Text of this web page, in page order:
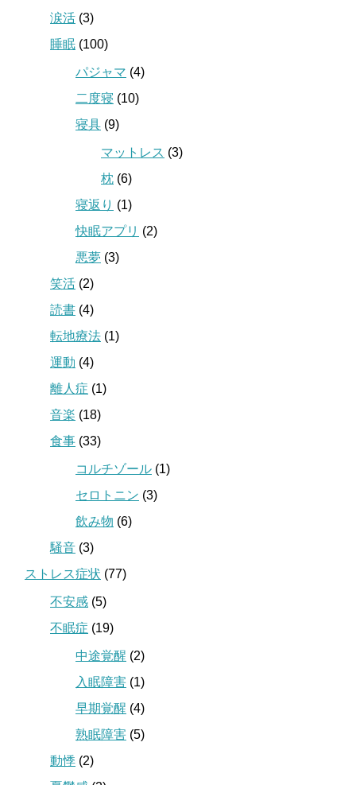
涙活 (3)
睡眠 (100)
パジャマ (4)
二度寝 (10)
寝具 (9)
マットレス (3)
枕 (6)
寝返り (1)
快眠アプリ (2)
悪夢 (3)
笑活 (2)
読書 (4)
転地療法 (1)
運動 (4)
離人症 (1)
音楽 (18)
食事 (33)
コルチゾール (1)
セロトニン (3)
飲み物 (6)
騒音 (3)
ストレス症状 (77)
不安感 (5)
不眠症 (19)
中途覚醒 (2)
入眠障害 (1)
早期覚醒 (4)
熟眠障害 (5)
動悸 (2)